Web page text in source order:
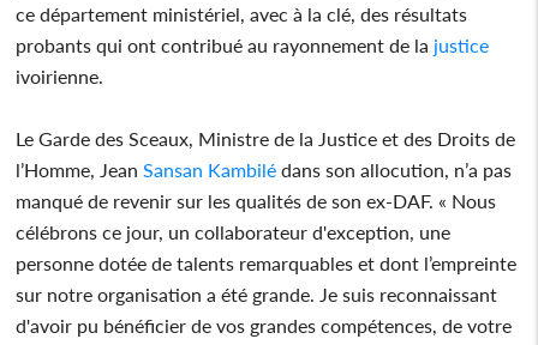
ce département ministériel, avec à la clé, des résultats
probants qui ont contribué au rayonnement de la justice
ivoirienne.
Le Garde des Sceaux, Ministre de la Justice et des Droits de
l’Homme, Jean Sansan Kambilé dans son allocution, n’a pas
manqué de revenir sur les qualités de son ex-DAF. « Nous
célébrons ce jour, un collaborateur d'exception, une
personne dotée de talents remarquables et dont l’empreinte
sur notre organisation a été grande. Je suis reconnaissant
d'avoir pu bénéficier de vos grandes compétences, de votre